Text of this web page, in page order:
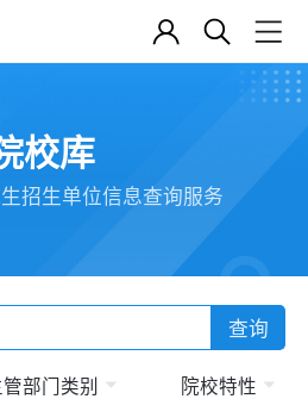
校库
招生单位信息查询服务
查询
部门类别 院校特性